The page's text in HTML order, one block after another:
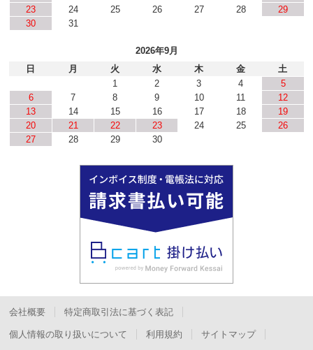
23
24 25 26 27 28
29
30
31
2026年9月
日
月 火 水 木 金
土
1
2 3 4
5
6
7 8 9 10 11
12
13
14 15 16 17 18
19
20
21 22 23 24 25
26
27
28 29 30
会社概要 特定商取引法に基づく表記
個人情報の取り扱いについて 利用規約 サイトマップ